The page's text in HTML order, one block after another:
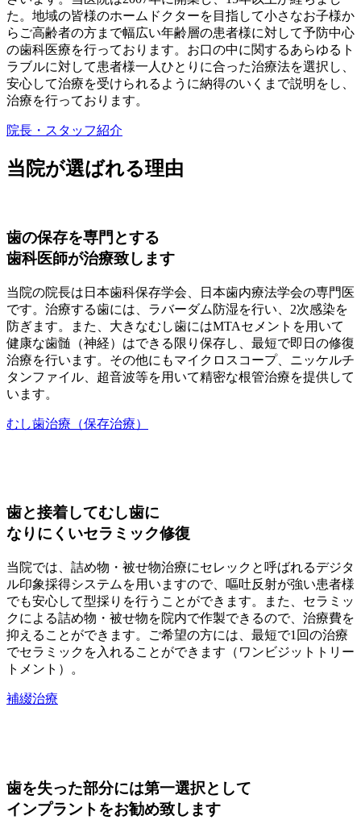
た。地域の皆様のホームドクターを目指して小さなお子様か
らご高齢者の方まで幅広い年齢層の患者様に対して予防中心
の歯科医療を行っております。お口の中に関するあらゆるト
ラブルに対して患者様一人ひとりに合った治療法を選択し、
安心して治療を受けられるように納得のいくまで説明をし、
治療を行っております。
院長・スタッフ紹介
当院が選ばれる理由
歯の保存を専門とする
歯科医師が治療致します
当院の院長は日本歯科保存学会、日本歯内療法学会の専門医
です。治療する歯には、ラバーダム防湿を行い、2次感染を
防ぎます。また、大きなむし歯にはMTAセメントを用いて
健康な歯髄（神経）はできる限り保存し、最短で即日の修復
治療を行います。その他にもマイクロスコープ、ニッケルチ
タンファイル、超音波等を用いて精密な根管治療を提供して
います。
むし歯治療（保存治療）
歯と接着してむし歯に
なりにくいセラミック修復
当院では、詰め物・被せ物治療にセレックと呼ばれるデジタ
ル印象採得システムを用いますので、嘔吐反射が強い患者様
でも安心して型採りを行うことができます。また、セラミッ
クによる詰め物・被せ物を院内で作製できるので、治療費を
抑えることができます。ご希望の方には、最短で1回の治療
でセラミックを入れることができます（ワンビジットトリー
トメント）。
補綴治療
歯を失った部分には第一選択として
インプラントをお勧め致します